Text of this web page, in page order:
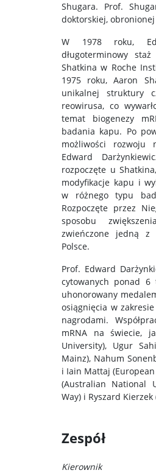
Shugara. Prof.
doktorskiej,
W 1978 roku,
długoterminowy
Shatkina w Roche
1975 roku, Aaron
unikalnej struktury
reowirusa, co
temat biogenezy
badania kapu. Po
możliwości rozwoju
Edward
rozpoczęte u
modyfikacje kapu i
w różnego typu
Rozpoczęte przez
sposobu
zwieńczone jedną z
Polsce.
Prof. Edward
cytowanych ponad 6
uhonorowany
osiągnięcia w
nagrodami.
mRNA na świecie,
University), Ugur
Mainz), Nahum
i Iain Mattaj
(Australian National
Way) i Ryszard
Zespół
Kierownik